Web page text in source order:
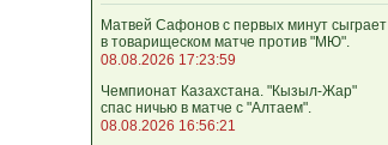
Матвей Сафонов с первых минут сыграет
в товарищеском матче против "МЮ".
08.08.2026 17:23:59
Чемпионат Казахстана. "Кызыл-Жар"
спас ничью в матче с "Алтаем".
08.08.2026 16:56:21